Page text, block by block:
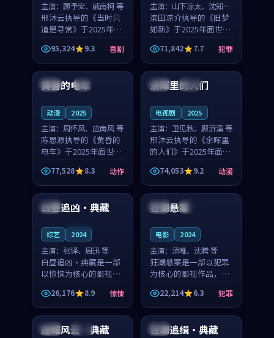
主演： 顾予安、戚南柯 等
邢沐云执导的《当时只
道是寻常》于2025年面
世，泰国的城市气质与
母女情深的人物心境共
同构筑了影片基调。顾
予安、戚南柯用细腻的
表演撑起整部喜剧电
95,324 9.3 喜剧
主演： 山下凉太、沈知韵
等
滨田凉介执导的《旧梦
如新》于2025年面世，
中国台湾的城市气质与
异国相遇的人物心境共
同构筑了影片基调。山
下凉太、沈知韵用细腻
的表演撑起整部犯罪
71,842 7.7 犯罪
日本 4K
黄昏的电车
动漫 2025
主演： 周怀风、应南风 等
陈思源执导的《黄昏的
电车》于2025年面世，
日本的城市气质与渔村
故事的人物心境共同构
筑了影片基调。周怀
风、应南风用细腻的表
演撑起整部动作电影，
77,528 8.3 动作
泰国 完结
余晖里的人们
电视剧 2025
主演： 卫见秋、顾沂溪 等
邢沐云执导的《余晖里
的人们》于2025年面
世，泰国的城市气质与
小镇生活的人物心境共
同构筑了影片基调。卫
见秋、顾沂溪用细腻的
表演撑起整部动漫电
74,053 9.2 动漫
法国
白昼追凶·典藏
综艺 2024
主演： 张译、周迅 等
白昼追凶·典藏是一部
以惊悚为核心的影视作
品，围绕危机、反转与
人物成长展开，整体节
奏紧凑，值得推荐观
看。
26,176 8.9 惊悚
中国 完结
狂潮悬案
电影 2024
主演： 汤唯、沈腾 等
狂潮悬案是一部以犯罪
为核心的影视作品，围
绕危机、反转与人物成
长展开，整体节奏紧
凑，值得推荐观看。
22,214 6.3 犯罪
韩国 独播
迷城风云·典藏
中国
狂潮追缉·典藏